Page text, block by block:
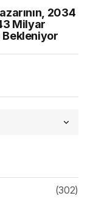
2034
Milyar
Bekleniyor
(302)